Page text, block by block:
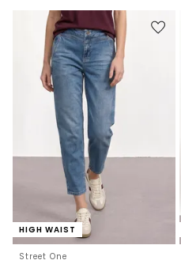
HIGH WAIST
Street One